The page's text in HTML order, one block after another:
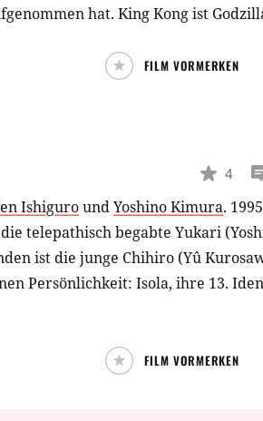
hat. King Kong ist
eines Gewitters verleiht ihm
Schlacht...
FILM VORMERKEN
4
IshiguroundYoshino Kimura.
telepathisch begabte Yukari
ist die junge Chihiro (Yû
Persönlichkeit: Isola, ihre 13.
FILM VORMERKEN